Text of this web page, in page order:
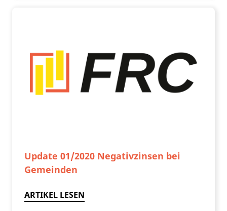
Update 01/2020 Negativzinsen bei
Gemeinden
ARTIKEL LESEN